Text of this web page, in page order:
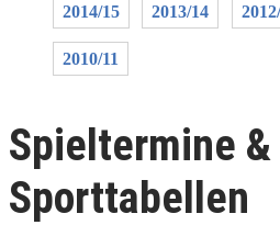
2014/15 2013/14
2010/11
Spieltermine &
Sporttabellen